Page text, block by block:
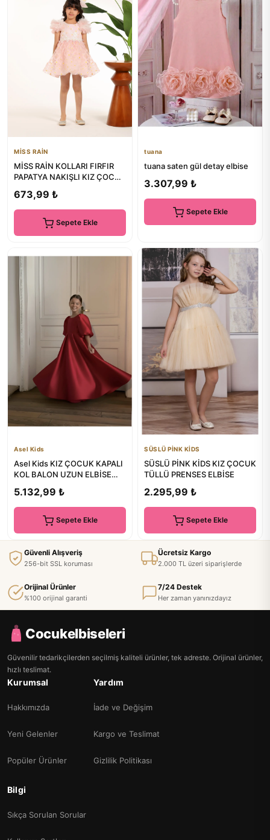
MİSS RAİN
MİSS RAİN KOLLARI FIRFIR
PAPATYA NAKIŞLI KIZ ÇOCUK
673,99 ₺
Sepete Ekle
tuana
tuana saten gül detay elbise
3.307,99 ₺
Sepete Ekle
Asel Kids
Asel Kids KIZ ÇOCUK KAPALI
KOL BALON UZUN ELBİSE
5.132,99 ₺
Sepete Ekle
SÜSLÜ PİNK KİDS
SÜSLÜ PİNK KİDS KIZ ÇOCUK
TÜLLÜ PRENSES ELBİSE
2.295,99 ₺
Sepete Ekle
Güvenli Alışveriş
256-bit SSL koruması
Ücretsiz Kargo
2.000 TL üzeri siparişlerde
Orijinal Ürünler
%100 orijinal garanti
7/24 Destek
Her zaman yanınızdayız
Cocukelbiseleri
Güvenilir tedarikçilerden seçilmiş kaliteli ürünler, tek adreste. Orijinal ürünler,
hızlı teslimat.
Kurumsal
Hakkımızda
Yeni Gelenler
Popüler Ürünler
Yardım
İade ve Değişim
Kargo ve Teslimat
Gizlilik Politikası
Bilgi
Sıkça Sorulan Sorular